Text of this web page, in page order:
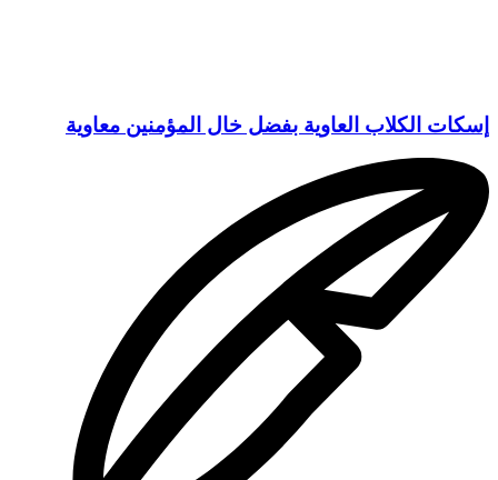
إسكات الكلاب العاوية بفضل خال المؤمنين معاوية